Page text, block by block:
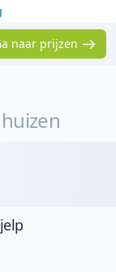
naar prijzen